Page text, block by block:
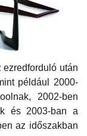
ezredforduló után
például 2000-
2002-ben
és 2003-ban a
az időszakban